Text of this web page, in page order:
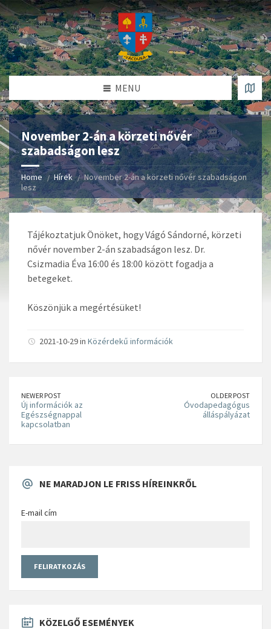
MENU
November 2-án a körzeti nővér
szabadságon lesz
Home Hírek
November 2-án a körzeti nővér szabadságon
lesz
Tájékoztatjuk Önöket, hogy Vágó Sándorné, körzeti
nővér november 2-án szabadságon lesz. Dr.
Csizmadia Éva 16:00 és 18:00 között fogadja a
betegeket.
Köszönjük a megértésüket!
2021-10-29 in Közérdekű információk
NEWER POST
Új információk az
Egészségnappal
kapcsolatban
OLDER POST
Óvodapedagógus
álláspályázat
NE MARADJON LE FRISS HÍREINKRŐL
E-mail cím
KÖZELGŐ ESEMÉNYEK